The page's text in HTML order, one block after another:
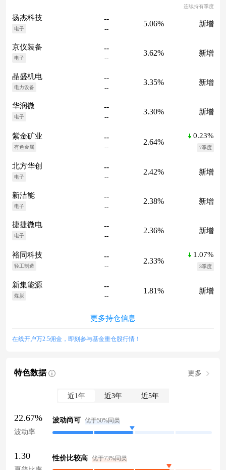
连续持有季度
扬杰科技
电子
--
--
5.06% 新增
京仪装备
电子
--
--
3.62% 新增
晶盛机电
电力设备
--
--
3.35% 新增
华润微
电子
--
--
3.30% 新增
紫金矿业
有色金属
--
--
2.64%
0.23%
7季度
北方华创
电子
--
--
2.42% 新增
新洁能
电子
--
--
2.38% 新增
捷捷微电
电子
--
--
2.36% 新增
裕同科技
轻工制造
--
--
2.33%
1.07%
3季度
新集能源
煤炭
--
--
1.81% 新增
更多持仓信息
在线开户万2.5佣金，即刻参与基金重仓股行情！
特色数据 更多
近1年 近3年 近5年
22.67%
波动率
波动尚可 优于50%同类
1.30 性价比较高 优于73%同类